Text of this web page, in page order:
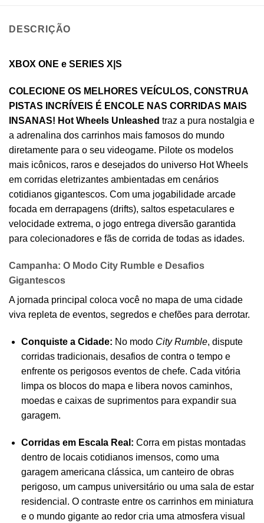
DESCRIÇÃO
XBOX ONE e SERIES X|S
COLECIONE OS MELHORES VEÍCULOS, CONSTRUA
PISTAS INCRÍVEIS É ENCOLE NAS CORRIDAS MAIS
INSANAS! Hot Wheels Unleashed traz a pura nostalgia e
a adrenalina dos carrinhos mais famosos do mundo
diretamente para o seu videogame. Pilote os modelos
mais icônicos, raros e desejados do universo Hot Wheels
em corridas eletrizantes ambientadas em cenários
cotidianos gigantescos. Com uma jogabilidade arcade
focada em derrapagens (drifts), saltos espetaculares e
velocidade extrema, o jogo entrega diversão garantida
para colecionadores e fãs de corrida de todas as idades.
Campanha: O Modo City Rumble e Desafios
Gigantescos
A jornada principal coloca você no mapa de uma cidade
viva repleta de eventos, segredos e chefões para derrotar.
Conquiste a Cidade: No modo City Rumble, dispute
corridas tradicionais, desafios de contra o tempo e
enfrente os perigosos eventos de chefe. Cada vitória
limpa os blocos do mapa e libera novos caminhos,
moedas e caixas de suprimentos para expandir sua
garagem.
Corridas em Escala Real: Corra em pistas montadas
dentro de locais cotidianos imensos, como uma
garagem americana clássica, um canteiro de obras
perigoso, um campus universitário ou uma sala de estar
residencial. O contraste entre os carrinhos em miniatura
e o mundo gigante ao redor cria uma atmosfera visual